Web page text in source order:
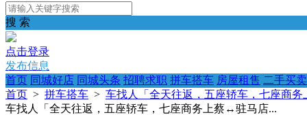
搜 索
点击登录
发布信息
首页 同城好店 同城头条 招聘求职 拼车搭车 房屋租售 二手买卖
首页 > 拼车搭车 > 车找人「全天往返，五座轿车，七座商
车找人「全天往返，五座轿车，七座商务上蔡↔️驻马店...